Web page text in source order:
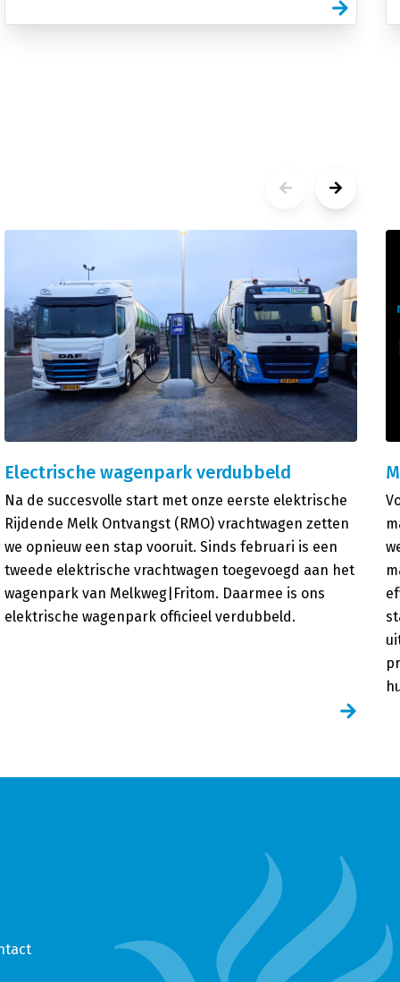
Electrische wagenpark verdubbeld
Na de succesvolle start met onze eerste elektrische
Rijdende Melk Ontvangst (RMO) vrachtwagen zetten
we opnieuw een stap vooruit. Sinds februari is een
tweede elektrische vrachtwagen toegevoegd aan het
wagenpark van Melkweg|Fritom. Daarmee is ons
elektrische wagenpark officieel verdubbeld.